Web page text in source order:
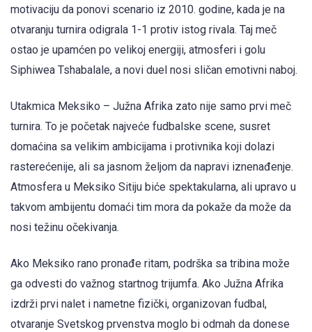
motivaciju da ponovi scenario iz 2010. godine, kada je na
otvaranju turnira odigrala 1-1 protiv istog rivala. Taj meč
ostao je upamćen po velikoj energiji, atmosferi i golu
Siphiwea Tshabalale, a novi duel nosi sličan emotivni naboj.
Utakmica Meksiko – Južna Afrika zato nije samo prvi meč
turnira. To je početak najveće fudbalske scene, susret
domaćina sa velikim ambicijama i protivnika koji dolazi
rasterećenije, ali sa jasnom željom da napravi iznenađenje.
Atmosfera u Meksiko Sitiju biće spektakularna, ali upravo u
takvom ambijentu domaći tim mora da pokaže da može da
nosi težinu očekivanja.
Ako Meksiko rano pronađe ritam, podrška sa tribina može
ga odvesti do važnog startnog trijumfa. Ako Južna Afrika
izdrži prvi nalet i nametne fizički, organizovan fudbal,
otvaranje Svetskog prvenstva moglo bi odmah da donese